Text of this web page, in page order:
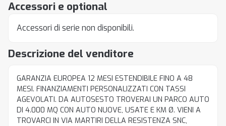
Descrizione del venditore
GARANZIA EUROPEA 12 MESI ESTENDIBILE FINO A 48
MESI. FINANZIAMENTI PERSONALIZZATI CON TASSI
AGEVOLATI. DA AUTOSESTO TROVERAI UN PARCO AUTO
DI 4.000 MQ CON AUTO NUOVE, USATE E KM Ø. VIENI A
TROVARCI IN VIA MARTIRI DELLA RESISTENZA SNC,
Accessori e optional
Accessori di serie non disponibili.